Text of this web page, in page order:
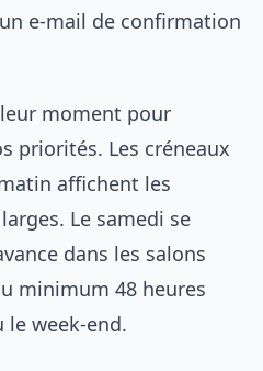
e-mail de confirmation
moment pour
priorités. Les créneaux
affichent les
Le samedi se
dans les salons
minimum 48 heures
le week-end.